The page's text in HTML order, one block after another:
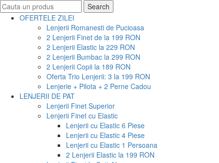
Search
for:
Search
OFERTELE ZILEI
Lenjerii Romanesti de Pucioasa
2 Lenjerii Finet de la 199 RON
2 Lenjerii Elastic la 229 RON
2 Lenjerii Bumbac la 299 RON
2 Lenjerii Copii la 189 RON
Oferta Trio Lenjerii: 3 la 199 RON
Lenjerie + Pilota + 2 Perne Cadou
LENJERII DE PAT
Lenjerii Finet Superior
Lenjerii Finet cu Elastic
Lenjerii cu Elastic 6 Piese
Lenjerii cu Elastic 4 Piese
Lenjerii cu Elastic 1 Persoana
2 Lenjerii Elastic la 199 RON